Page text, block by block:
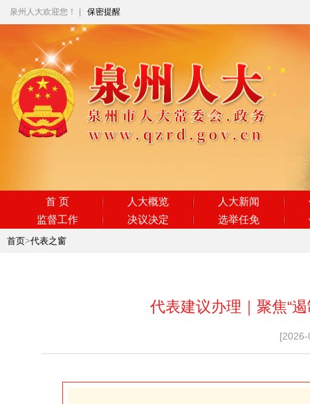
泉州人大欢迎您！ 保密提醒
首 页 人大概览 人大新闻
监督工作
决议决定 选举任免
首页>代表之窗
代表建议办理｜聚焦“